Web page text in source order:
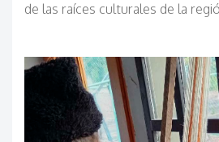
de las raíces culturales de la